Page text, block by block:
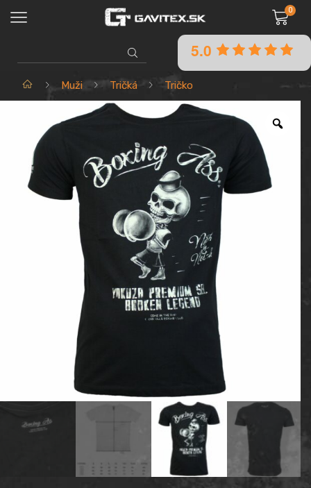
0
SEARCH
5.0
Domov Muži Tričká Tričko